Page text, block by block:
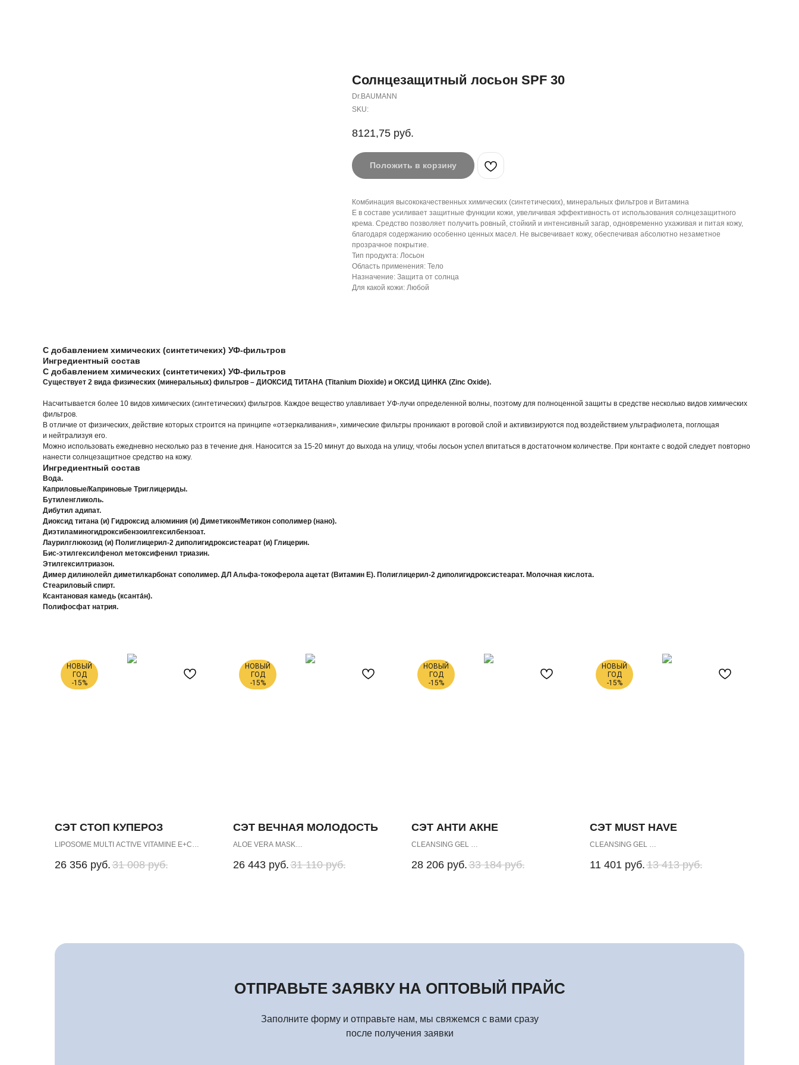
Солнцезащитный лосьон SPF 30
Dr.BAUMANN
SKU:
8121,75 руб.
Положить в корзину
Комбинация высококачественных химических (синтетических), минеральных фильтров и Витамина
Е в составе усиливает защитные функции кожи, увеличивая эффективность от использования солнцезащитного
крема. Средство позволяет получить ровный, стойкий и интенсивный загар, одновременно ухаживая и питая кожу,
благодаря содержанию особенно ценных масел. Не высвечивает кожу, обеспечивая абсолютно незаметное
прозрачное покрытие.
Тип продукта: Лосьон
Область применения: Тело
Назначение: Защита от солнца
Для какой кожи: Любой
С добавлением химических (синтетичеких) УФ-фильтров
Ингредиентный состав
С добавлением химических (синтетичеких) УФ-фильтров
Существует 2 вида физических (минеральных) фильтров – ДИОКСИД ТИТАНА (Titanium Dioxide) и ОКСИД ЦИНКА (Zinc Oxide).
Насчитывается более 10 видов химических (синтетических) фильтров. Каждое вещество улавливает УФ-лучи определенной волны, поэтому для полноценной защиты в средстве несколько видов химических
фильтров.
В отличие от физических, действие которых строится на принципе «отзеркаливания», химические фильтры проникают в роговой слой и активизируются под воздействием ультрафиолета, поглощая
и нейтрализуя его.
Можно использовать ежедневно несколько раз в течение дня. Наносится за 15-20 минут до выхода на улицу, чтобы лосьон успел впитаться в достаточном количестве. При контакте с водой следует повторно
нанести солнцезащитное средство на кожу.
Ингредиентный состав
Вода.
Каприловые/Каприновые Триглицериды.
Бутиленгликоль.
Дибутил адипат.
Диоксид титана (и) Гидроксид алюминия (и) Диметикон/Метикон сополимер (нано).
Диэтиламиногидроксибензоилгексилбензоат.
Лаурилглюкозид (и) Полиглицерил-2 диполигидроксистеарат (и) Глицерин.
Бис-этилгексилфенол метоксифенил триазин.
Этилгексилтриазон.
Димер дилинолейл диметилкарбонат сополимер. ДЛ Альфа-токоферола ацетат (Витамин Е). Полиглицерил-2 диполигидроксистеарат. Молочная кислота.
Стеариловый спирт.
Ксантановая камедь (ксанта́н).
Полифосфат натрия.
НОВЫЙ
ГОД
-15%
СЭТ СТОП КУПЕРОЗ
LIPOSOME MULTI ACTIVE VITAMINE E+C
SENSITIVE for Couperose Skin
26 356 руб. 31 008 руб.
НОВЫЙ
ГОД
-15%
СЭТ ВЕЧНАЯ МОЛОДОСТЬ
ALOE VERA MASK
GLUCOSAMIN
26 443 руб. 31 110 руб.
НОВЫЙ
ГОД
-15%
СЭТ АНТИ АКНЕ
CLEANSING GEL
LIPOSOME ACTIVE CARE
28 206 руб. 33 184 руб.
НОВЫЙ
ГОД
-15%
СЭТ MUST HAVE
CLEANSING GEL
PEELING Medium
11 401 руб. 13 413 руб.
ОТПРАВЬТЕ ЗАЯВКУ НА ОПТОВЫЙ ПРАЙС
Заполните форму и отправьте нам, мы свяжемся с вами сразу
после получения заявки